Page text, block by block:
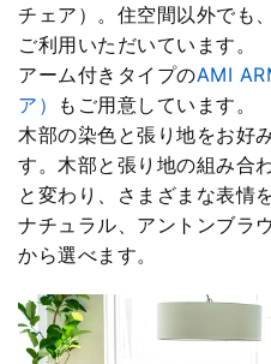
チェア）。住空間以外でも
ご利用いただいています。
アーム付きタイプのAMI
ア）
もご用意しています。
木部の染色と張り地をお好
す。木部と張り地の組み合
と変わり、さまざまな表情
ナチュラル、アントンブラ
から選べます。